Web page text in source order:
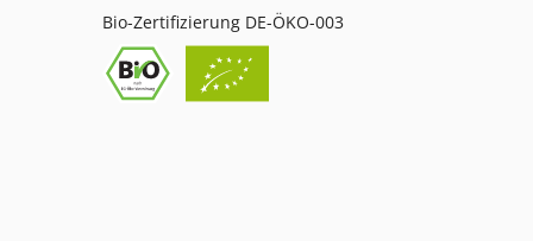
Bio-Zertifizierung DE-ÖKO-003